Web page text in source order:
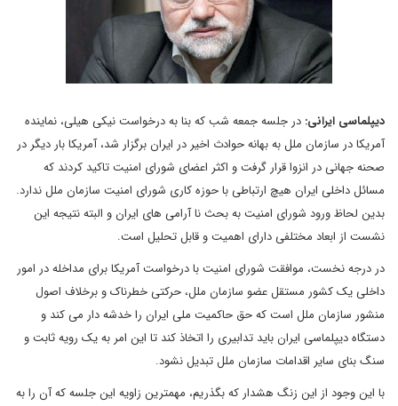
دیپلماسی ایرانی: در جلسه جمعه شب که بنا به درخواست نیکی هیلی، نماینده
آمریکا در سازمان ملل به بهانه حوادث اخیر در ایران برگزار شد، آمریکا بار دیگر در
صحنه جهانی در انزوا قرار گرفت و اکثر اعضای شورای امنیت تاکید کردند که
مسائل داخلی ایران هیچ ارتباطی با حوزه کاری شورای امنیت سازمان ملل ندارد.
بدین لحاظ ورود شورای امنیت به بحث نا آرامی های ایران و البته نتیجه این
نشست از ابعاد مختلفی دارای اهمیت و قابل تحلیل است.
در درجه نخست، موافقت شورای امنیت با درخواست آمریکا برای مداخله در امور
داخلی یک کشور مستقل عضو سازمان ملل، حرکتی خطرناک و برخلاف اصول
منشور سازمان ملل است که حق حاکمیت ملی ایران را خدشه دار می کند و
دستگاه دیپلماسی ایران باید تدابیری را اتخاذ کند تا این امر به یک رویه ثابت و
سنگ بنای سایر اقدامات سازمان ملل تبدیل نشود.
با این وجود از این زنگ هشدار که بگذریم، مهمترین زاویه این جلسه که آن را به